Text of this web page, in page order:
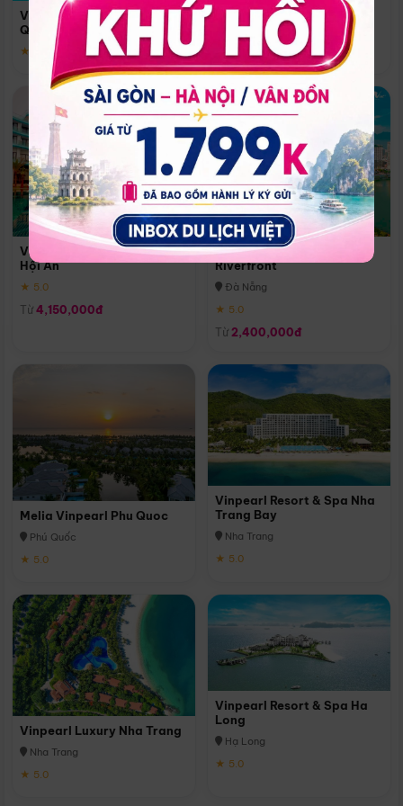
Vinpearl Resort & Spa Phu
Quoc
★ 5.0
Quoc
Phú Quốc
★ 5.0
Vinpearl Resort & Golf Nam
Hội An
★ 5.0
Từ 4,150,000đ
Melia Vinpearl Danang
Riverfront
Đà Nẵng
★ 5.0
Từ 2,400,000đ
Melia Vinpearl Phu Quoc
Phú Quốc
★ 5.0
Vinpearl Resort & Spa Nha
Trang Bay
Nha Trang
★ 5.0
Vinpearl Luxury Nha Trang
Nha Trang
★ 5.0
Vinpearl Resort & Spa Ha
Long
Hạ Long
★ 5.0